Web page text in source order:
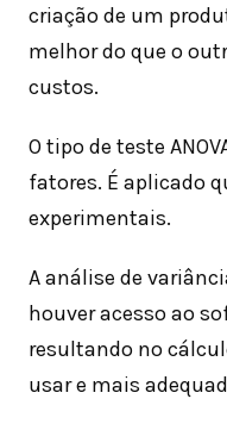
criação de um
melhor do que o
custos.
O tipo de teste
fatores. É aplicado
experimentais.
A análise de
houver acesso ao
resultando no
usar e mais